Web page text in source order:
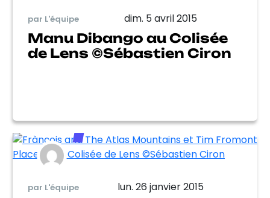
par L'équipe dim. 5 avril 2015
Manu Dibango au Colisée
de Lens ©Sébastien Ciron
par L'équipe lun. 26 janvier 2015